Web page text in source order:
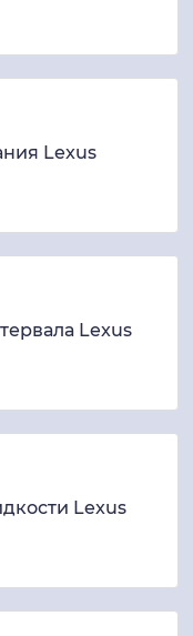
Lexus
Lexus
Lexus